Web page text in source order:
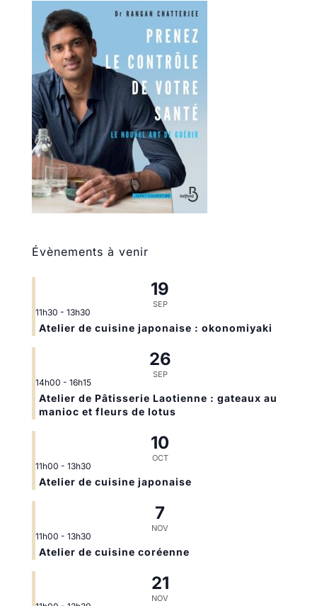
Évènements à venir
19
SEP
11h30 - 13h30
Atelier de cuisine japonaise : okonomiyaki
26
SEP
14h00 - 16h15
Atelier de Pâtisserie Laotienne : gateaux au
manioc et fleurs de lotus
10
OCT
11h00 - 13h30
Atelier de cuisine japonaise
7
NOV
11h00 - 13h30
Atelier de cuisine coréenne
21
NOV